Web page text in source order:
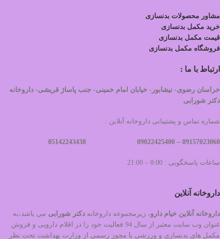
مشاور محصولات بدنسازی
خرید مکمل بدنسازی
قیمت مکمل بدنسازی
فروشگاه مکمل بدنسازی
ارتباط با ما :
خراسان رضوی- نیشابور- خیابان امام خمینی- جنب پاساژ قریشی- داروخانه
دکتر شورابی
شماره تماس و پشتیبانی داروخانه آنلاین :
09157023060 –
ساعات پاسخگویی : 8:00 – 21:00
داروخانه آنلاین
داروخانه آنلاین خیام دارو، زیرمجموعه داروخانه دکتر شورابی می باشد،به
عنوان وب سایت معتبر از سال 94 فعالیت خود را در اقلام دارویی و فروش
مکمل های بدنسازی و ورزشی با مجوز رسمی از وزارت بهداشت تحت نظر